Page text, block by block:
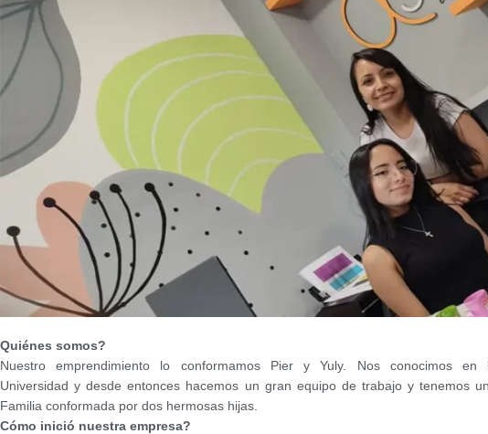
Quiénes somos?
Nuestro emprendimiento lo conformamos Pier y Yuly. Nos conocimos en
Universidad y desde entonces hacemos un gran equipo de trabajo y tenemos
Familia conformada por dos hermosas hijas.
Cómo inició nuestra empresa?